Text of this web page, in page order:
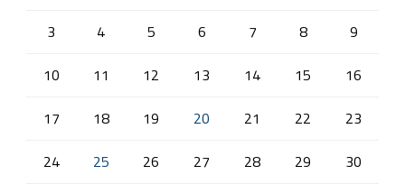
3
4 5 6 7 8
9
10
11 12 13 14 15
16
17
18 19 20 21 22
23
24
25 26 27 28 29
30